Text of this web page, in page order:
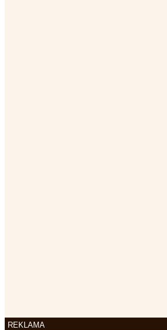
REKLAMA